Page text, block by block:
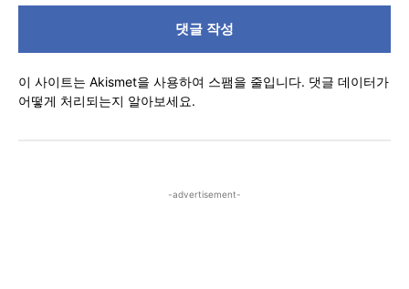
이 사이트는 Akismet을 사용하여 스팸을 줄입니다. 댓글 데이터가
어떻게 처리되는지 알아보세요.
-advertisement-